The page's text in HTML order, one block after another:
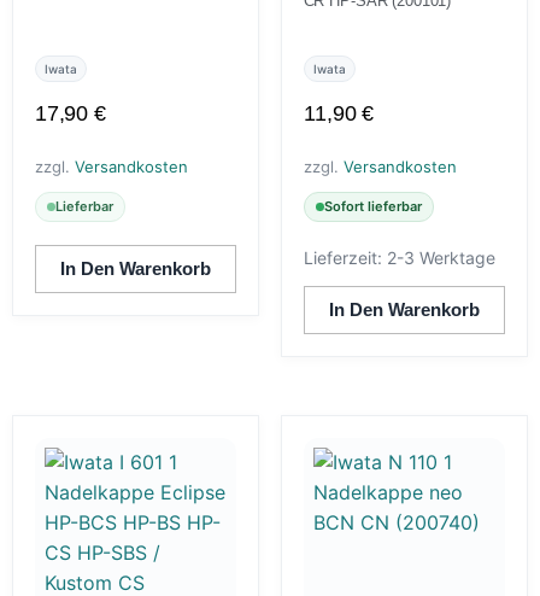
Iwata
17,90 €
zzgl. Versandkosten
Lieferbar
In Den Warenkorb
Iwata
11,90€
zzgl. Versandkosten
Sofort lieferbar
Lieferzeit: 2-3 Werktage
In Den Warenkorb